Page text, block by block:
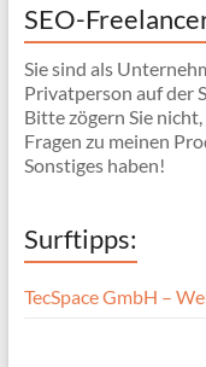
SEO-
Sie sind als
Privatperson auf der
Bitte zögern Sie
Fragen zu meinen
Sonstiges haben!
Surftipps:
TecSpace GmbH –